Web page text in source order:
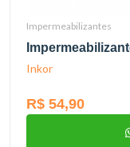
Impermeabilizantes
Inkor
R$ 54,90